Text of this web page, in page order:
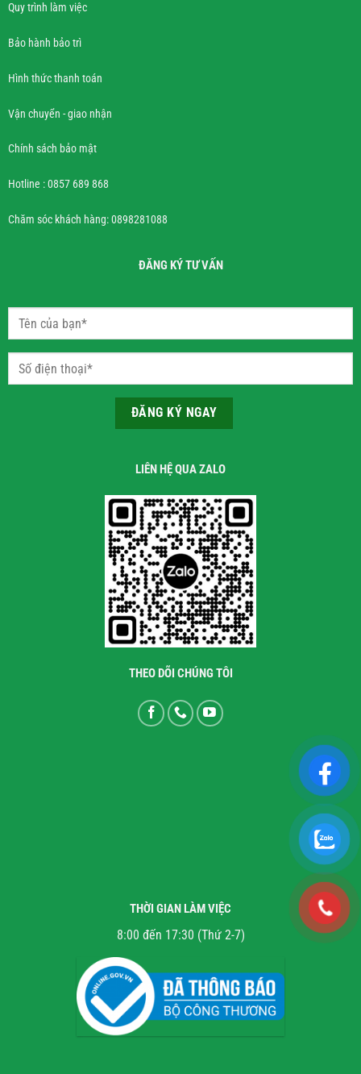
Quy trình làm việc
Bảo hành bảo trì
Hình thức thanh toán
Vận chuyển - giao nhận
Chính sách bảo mật
Hotline : 0857 689 868
Chăm sóc khách hàng: 0898281088
ĐĂNG KÝ TƯ VẤN
LIÊN HỆ QUA ZALO
THEO DÕI CHÚNG TÔI
THỜI GIAN LÀM VIỆC
8:00 đến 17:30 (Thứ 2-7)